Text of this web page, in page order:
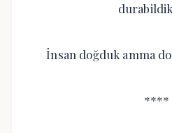
İnsan doğduk amma
****